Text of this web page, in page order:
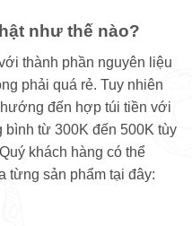
như thế nào?
thành phần nguyên liệu
phải quá rẻ. Tuy nhiên
đến hợp túi tiền với
từ 300K đến 500K tùy
khách hàng có thể
từng sản phẩm tại đây: